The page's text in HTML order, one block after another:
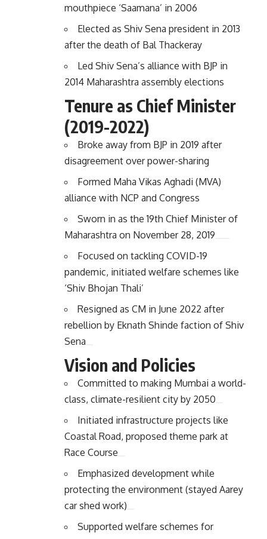
mouthpiece ‘Saamana’ in 2006
Elected as Shiv Sena president in 2013
after the death of Bal Thackeray
Led Shiv Sena’s alliance with BJP in
2014 Maharashtra assembly elections
Tenure as Chief Minister
(2019-2022)
Broke away from BJP in 2019 after
disagreement over power-sharing
Formed Maha Vikas Aghadi (MVA)
alliance with NCP and Congress
Sworn in as the 19th Chief Minister of
Maharashtra on November 28, 2019
Focused on tackling COVID-19
pandemic, initiated welfare schemes like
‘Shiv Bhojan Thali’
Resigned as CM in June 2022 after
rebellion by Eknath Shinde faction of Shiv
Sena
Vision and Policies
Committed to making Mumbai a world-
class, climate-resilient city by 2050
Initiated infrastructure projects like
Coastal Road, proposed theme park at
Race Course
Emphasized development while
protecting the environment (stayed Aarey
car shed work)
Supported welfare schemes for